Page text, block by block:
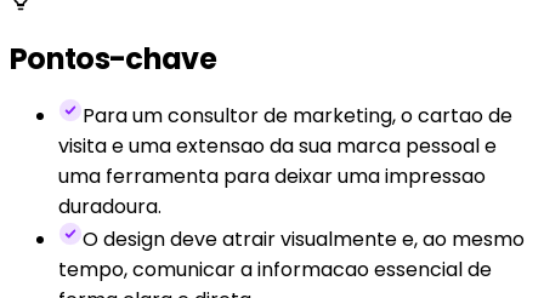
Pontos-chave
Para um consultor de marketing, o cartao de
visita e uma extensao da sua marca pessoal e
uma ferramenta para deixar uma impressao
duradoura.
O design deve atrair visualmente e, ao mesmo
tempo, comunicar a informacao essencial de